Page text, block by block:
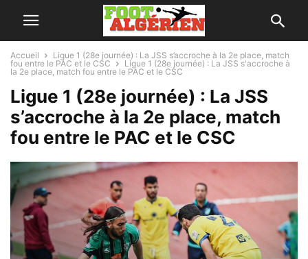
Accueil
Ligue 1 (28e journée) : La JSS s’accroche à la 2e place, match
fou entre le PAC et le CSC
Ligue 1 (28e journée) : La JSS s'accroche à
la 2e place, match fou entre le PAC et le CSC
Ligue 1 (28e journée) : La JSS
s’accroche à la 2e place, match
fou entre le PAC et le CSC